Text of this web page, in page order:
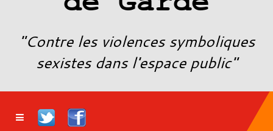
"Contre les violences symboliques
sexistes dans l'espace public"